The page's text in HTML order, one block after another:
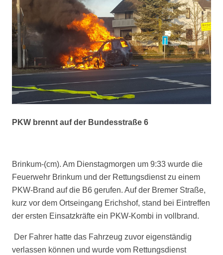
PKW brennt auf der Bundesstraße 6
Brinkum-(cm). Am Dienstagmorgen um 9:33 wurde die
Feuerwehr Brinkum und der Rettungsdienst zu einem
PKW-Brand auf die B6 gerufen. Auf der Bremer Straße,
kurz vor dem Ortseingang Erichshof, stand bei Eintreffen
der ersten Einsatzkräfte ein PKW-Kombi in vollbrand.
Der Fahrer hatte das Fahrzeug zuvor eigenständig
verlassen können und wurde vom Rettungsdienst